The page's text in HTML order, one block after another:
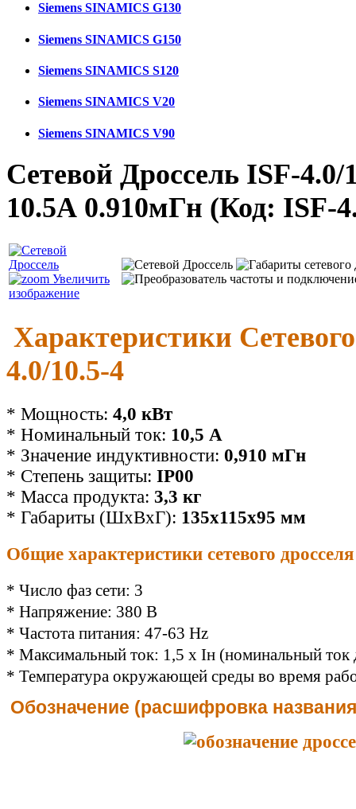
Siemens SINAMICS G130
Siemens SINAMICS G150
Siemens SINAMICS S120
Siemens SINAMICS V20
Siemens SINAMICS V90
Сетевой Дроссель ISF-4.0/
10.5А 0.910мГн (Код: ISF-
Увеличить
изображение
Характеристики
4.0/10.5-4
* Мощность: 4,0 кВт
* Номинальный ток: 10,5 А
* Значение индуктивности: 0,910 мГн
* Cтепень защиты: IP00
* Масса продукта: 3,3 кг
* Габариты (ШхВхГ): 135х115х95 мм
Общие характеристики сетевого
* Число фаз сети: 3
* Напряжение: 380 В
* Частота питания: 47-63 Hz
* Максимальный ток: 1,5 x Iн (номинальный ток
* Температура окружающей среды во время
Обозначение (расшифровка